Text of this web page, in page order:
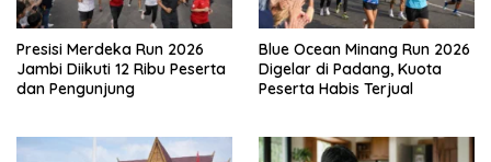
Presisi Merdeka Run 2026
Jambi Diikuti 12 Ribu Peserta
dan Pengunjung
Blue Ocean Minang Run 2026
Digelar di Padang, Kuota
Peserta Habis Terjual